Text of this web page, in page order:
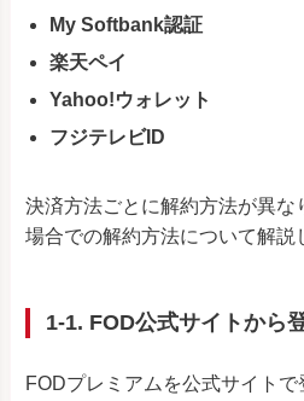
My Softbank認証
楽天ペイ
Yahoo!ウォレット
フジテレビID
決済方法ごとに解約方法が異な
場合での解約方法について解説
1-1. FOD公式サイトから
FODプレミアムを公式サイト